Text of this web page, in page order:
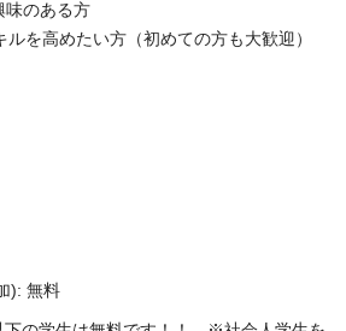
味のある方
を高めたい方（初めての方も大歓迎）
): 無料